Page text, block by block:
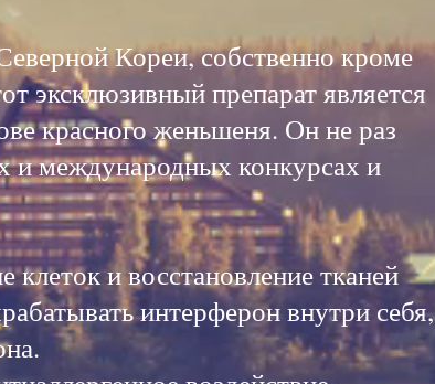
Кореи, собственно кроме
эксклюзивный препарат является
красного женьшеня. Он не раз
и международных конкурсах и
и восстановление тканей
интерферон внутри себя,